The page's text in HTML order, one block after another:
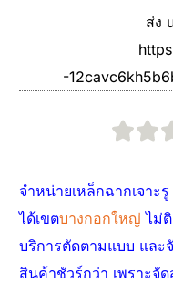
ส่ง
-
จำหน่ายเหล็กฉากเจาะ
ได้เขตบางกอกใหญ่ ไม่
บริการตัดตามแบบ และ
สินค้าชัวร์กว่า เพราะจั